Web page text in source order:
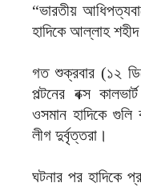
“ভারতীয়
হাদিকে আল্লাহ
গত শুক্রবার (১২
পল্টনের বক্স
ওসমান হাদিকে
লীগ দুর্বৃত্তরা।
ঘটনার পর হাদিকে